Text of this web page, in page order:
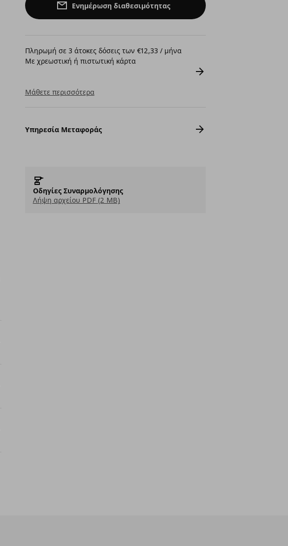
Ενημέρωση διαθεσιμότητας
Πληρωμή σε 3 άτοκες δόσεις των €12,33 / μήνα
Με χρεωστική ή πιστωτική κάρτα
Μάθετε περισσότερα
Υπηρεσία Μεταφοράς
Οδηγίες Συναρμολόγησης
Λήψη αρχείου PDF (2 MB)